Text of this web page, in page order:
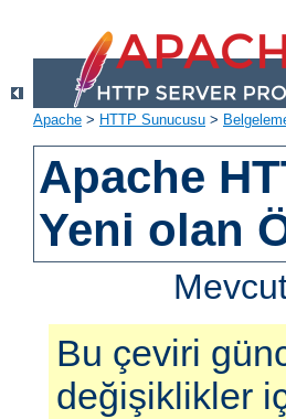
Apache > HTTP Sunucusu >
Apache
Yeni olan
Bu çeviri
değişiklikler